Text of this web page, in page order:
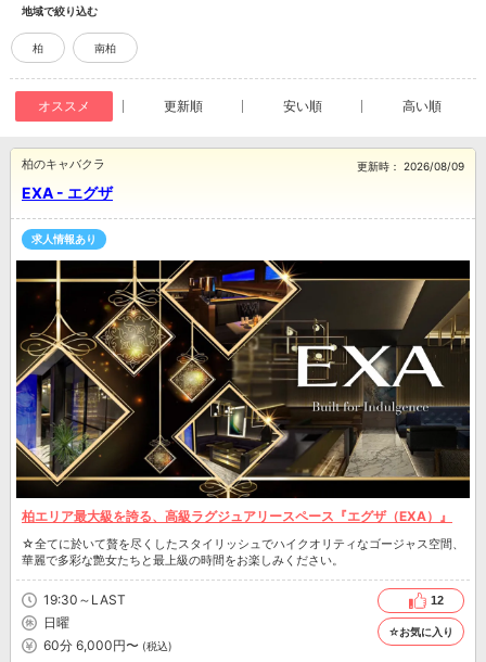
地域で絞り込む
柏 南柏
オススメ 更新順 安い順 高い順
EXA - エグザ
柏のキャバクラ 更新時： 2026/08/09
求人情報あり
柏エリア最大級を誇る、高級ラグジュアリースペース『エグザ（EXA）』
☆全てに於いて贅を尽くしたスタイリッシュでハイクオリティなゴージャス空間、
華麗で多彩な艶女たちと最上級の時間をお楽しみください。
19:30～LAST
日曜
60分 6,000円〜 (税込)
12
☆お気に入り